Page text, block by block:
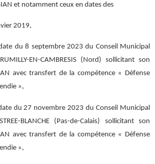
et notamment ceux en dates des
2019,
du 8 septembre 2023 du Conseil Municipal
EN-CAMBRESIS (Nord) sollicitant son
avec transfert de la compétence « Défense
»,
du 27 novembre 2023 du Conseil Municipal
BLANCHE (Pas-de-Calais) sollicitant son
avec transfert de la compétence « Défense
»,